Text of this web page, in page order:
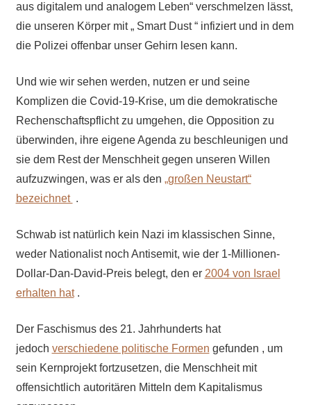
aus digitalem und analogem Leben“ verschmelzen lässt,
die unseren Körper mit „ Smart Dust “ infiziert und in dem
die Polizei offenbar unser Gehirn lesen kann.
Und wie wir sehen werden, nutzen er und seine
Komplizen die Covid-19-Krise, um die demokratische
Rechenschaftspflicht zu umgehen, die Opposition zu
überwinden, ihre eigene Agenda zu beschleunigen und
sie dem Rest der Menschheit gegen unseren Willen
aufzuzwingen, was er als den „großen Neustart“
bezeichnet .
Schwab ist natürlich kein Nazi im klassischen Sinne,
weder Nationalist noch Antisemit, wie der 1-Millionen-
Dollar-Dan-David-Preis belegt, den er 2004 von Israel
erhalten hat.
Der Faschismus des 21. Jahrhunderts hat
jedoch verschiedene politische Formen gefunden , um
sein Kernprojekt fortzusetzen, die Menschheit mit
offensichtlich autoritären Mitteln dem Kapitalismus